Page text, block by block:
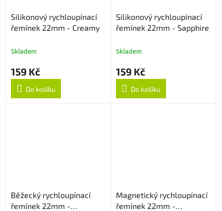
Silikonový rychloupínací
řemínek 22mm - Creamy
Skladem
159 Kč
Do košíku
Silikonový rychloupínací
řemínek 22mm - Sapphire
Skladem
159 Kč
Do košíku
Běžecký rychloupínací
řemínek 22mm -
Magnetický rychloupínací
řemínek 22mm -